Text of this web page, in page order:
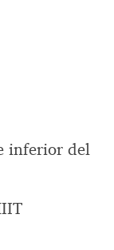
inferior del